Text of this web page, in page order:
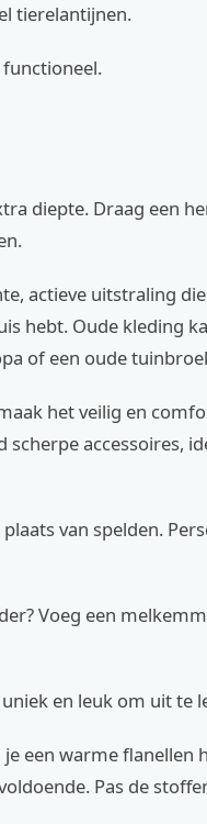
tierelantijnen.
diepte. Draag een
actieve uitstraling
hebt. Oude kleding
of een oude
het veilig en
accessoires,
van spelden.
Voeg een
en leuk om uit te
een warme flanellen
Pas de